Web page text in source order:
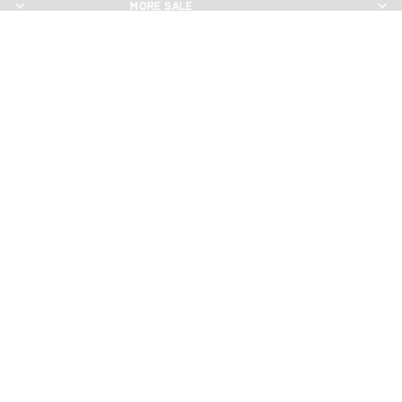
MORE SALE
MORE SALE